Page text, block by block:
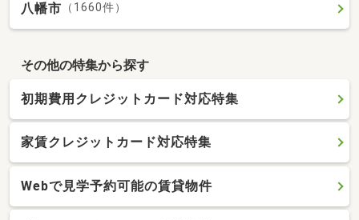
八幡市 （1660件）
その他の特集から探す
初期費用クレジットカード対応特集
家賃クレジットカード対応特集
Webで見学予約可能の賃貸物件